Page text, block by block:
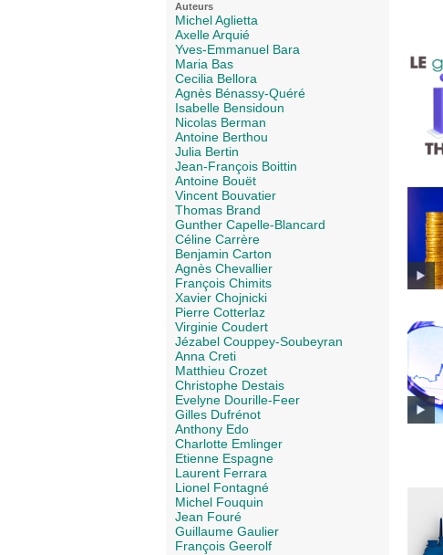
Auteurs
Michel Aglietta
Axelle Arquié
Yves-Emmanuel Bara
Maria Bas
Cecilia Bellora
Agnès Bénassy-Quéré
Isabelle Bensidoun
Nicolas Berman
Antoine Berthou
Julia Bertin
Jean-François Boittin
Antoine Bouët
Vincent Bouvatier
Thomas Brand
Gunther Capelle-Blancard
Céline Carrère
Benjamin Carton
Agnès Chevallier
François Chimits
Xavier Chojnicki
Pierre Cotterlaz
Virginie Coudert
Jézabel Couppey-Soubeyran
Anna Creti
Matthieu Crozet
Christophe Destais
Evelyne Dourille-Feer
Gilles Dufrénot
Anthony Edo
Charlotte Emlinger
Etienne Espagne
Laurent Ferrara
Lionel Fontagné
Michel Fouquin
Jean Fouré
Guillaume Gaulier
François Geerolf